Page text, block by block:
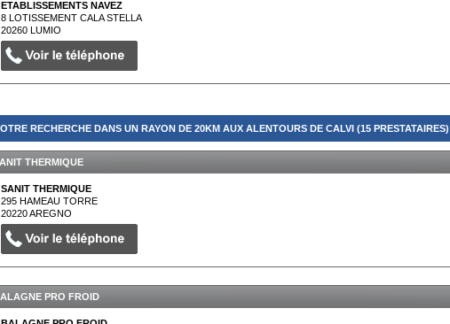
ETABLISSEMENTS NAVEZ
8 LOTISSEMENT CALA STELLA
20260LUMIO
RECHERCHE DANS UN RAYON DE 20KM AUX ALENTOURS DE CALVI (15 PRESTATAIRES)
THERMIQUE
SANIT THERMIQUE
295 HAMEAU TORRE
20220AREGNO
PRO FROID